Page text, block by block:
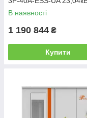
(Базовий комплект АКБ)
В наявності
1 190 844 ₴
Купити